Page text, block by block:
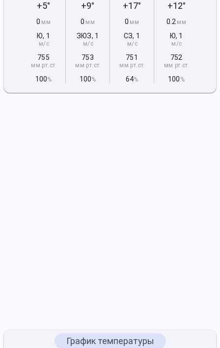
+5°
0 мм
Ю, 1
м/с
755
мм рт.ст.
100%
+9°
0 мм
ЗЮЗ, 1
м/с
753
мм рт.ст.
100%
+17°
0 мм
СЗ, 1
м/с
751
мм рт.ст.
64%
+12°
0.2 мм
Ю, 1
м/с
752
мм рт.ст.
100 %
График температуры